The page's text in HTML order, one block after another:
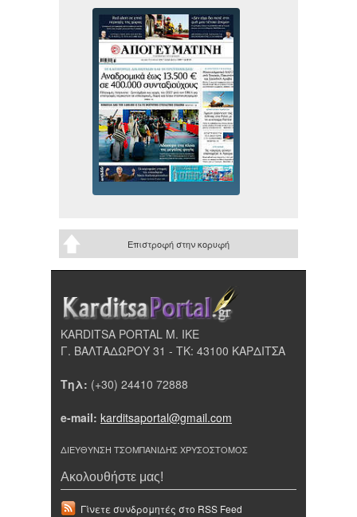
Επιστροφή στην κορυφή
KARDITSA PORTAL Μ. ΙΚΕ
Γ. ΒΑΛΤΑΔΩΡΟΥ 31 - ΤΚ: 43100 ΚΑΡΔΙΤΣΑ
Τηλ: (+30) 24410 72888
e-mail: karditsaportal@gmail.com
ΔΙΕΥΘΥΝΣΗ ΤΣΟΜΠΑΝΙΔΗΣ ΧΡΥΣΟΣΤΟΜΟΣ
Ακολουθήστε μας!
Γίνετε συνδρομητές στο RSS Feed